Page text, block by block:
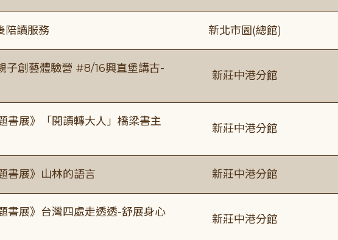
陪讀服務 新北市圖(總館)
子創藝體驗營 #8/16興直堡講古-
新莊中港分館
書展》「閱讀轉大人」橋梁書主
新莊中港分館
書展》山林的語言 新莊中港分館
書展》台灣四處走透透-舒展身心
新莊中港分館